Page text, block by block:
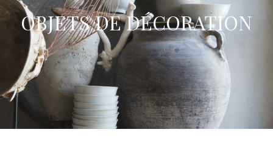
OBJETS DE DÉCORATION